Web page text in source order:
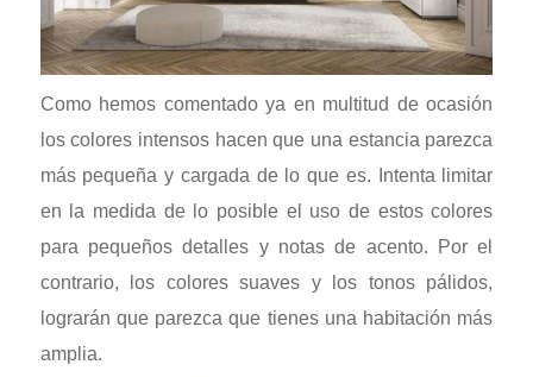
Como hemos comentado ya en multitud de ocasión
los colores intensos hacen que una estancia parezca
más pequeña y cargada de lo que es. Intenta limitar
en la medida de lo posible el uso de estos colores
para pequeños detalles y notas de acento. Por el
contrario, los colores suaves y los tonos pálidos,
lograrán que parezca que tienes una habitación más
amplia.